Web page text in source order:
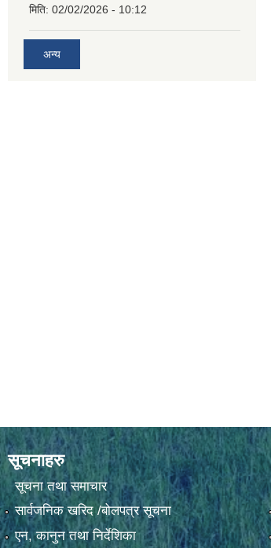
मिति: 02/02/2026 - 10:12
अन्य
सूचनाहरु
सूचना तथा समाचार
सार्वजनिक खरिद /बोलपत्र सूचना
एन, कानुन तथा निर्देशिका